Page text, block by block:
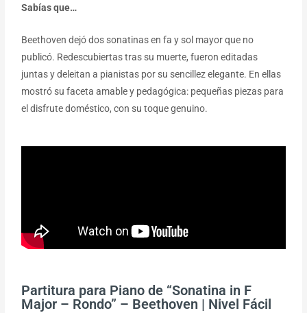
Sabías que…
Beethoven dejó dos sonatinas en fa y sol mayor que no
publicó. Redescubiertas tras su muerte, fueron editadas
juntas y deleitan a pianistas por su sencillez elegante. En ellas
mostró su faceta amable y pedagógica: pequeñas piezas para
el disfrute doméstico, con su toque genuino.
Partitura para Piano de “Sonatina in F
Major – Rondo” – Beethoven | Nivel Fácil